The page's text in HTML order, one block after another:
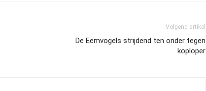
Volgend artikel
De Eemvogels strijdend ten onder tegen
koploper